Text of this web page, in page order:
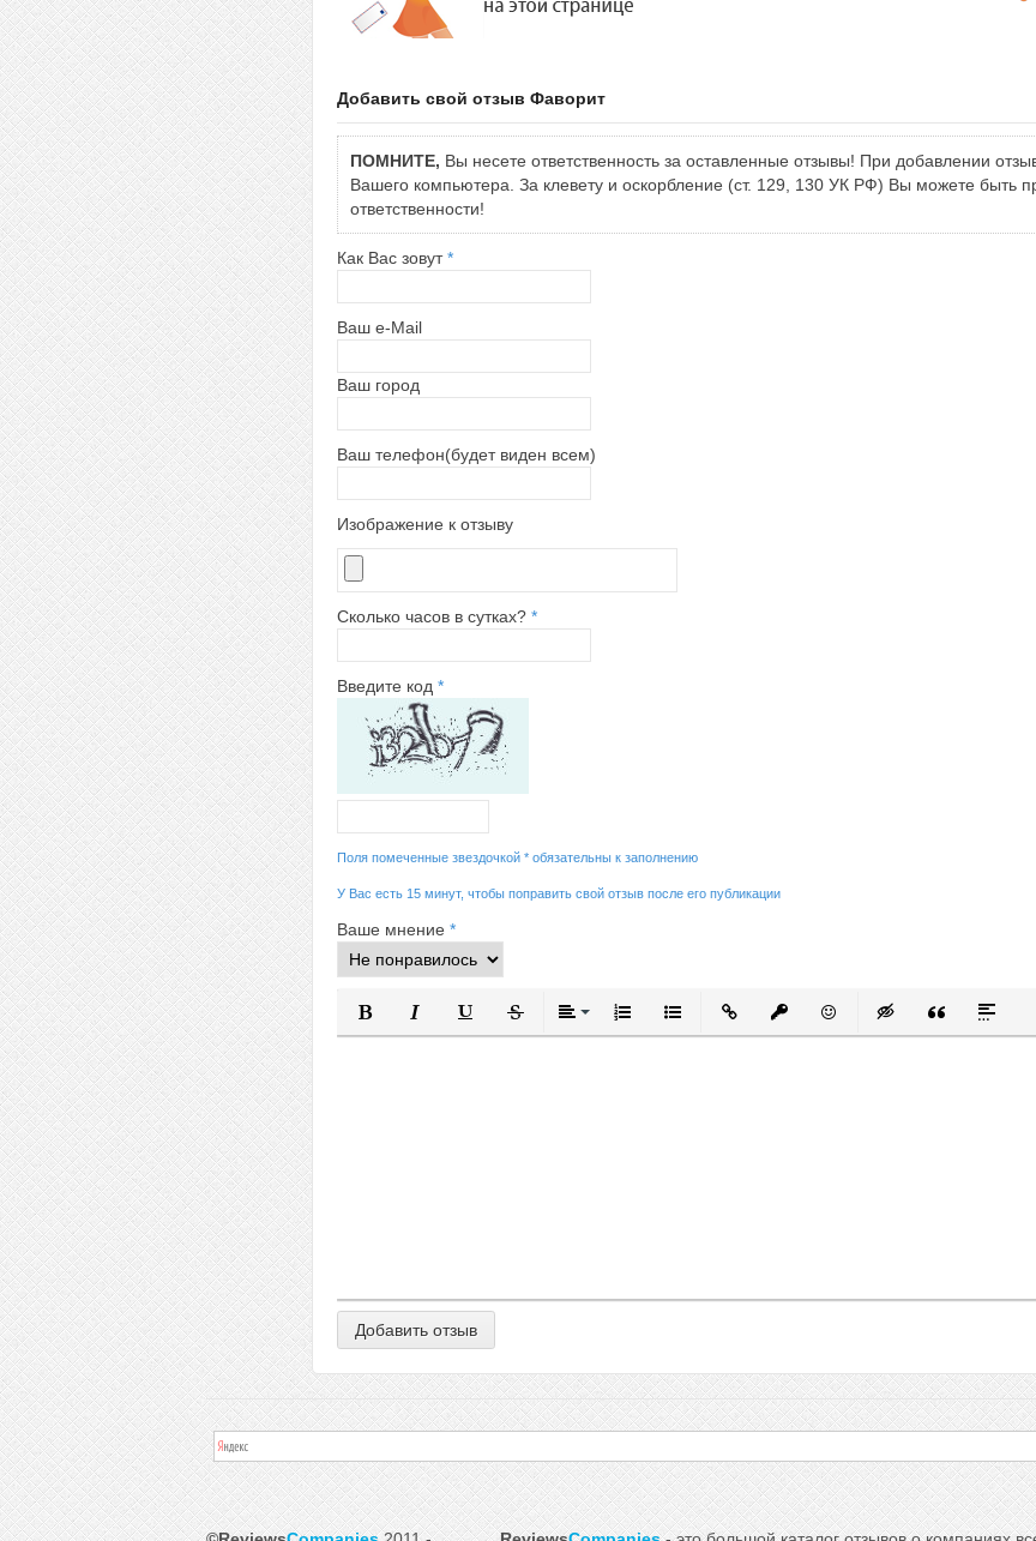
Добавить свой отзыв Фаворит
ПОМНИТЕ, Вы несете ответственность за оставленные отзывы! При добавлении
Вашего компьютера. За клевету и оскорбление (ст. 129, 130 УК РФ) Вы можете быть
ответственности!
Как Вас зовут*
Ваш e-Mail
Ваш город
Ваш телефон(будет виден всем)
Изображение к отзыву
Сколько часов в сутках? *
Введите код *
Поля помеченные звездочкой * обязательны к заполнению
У Вас есть 15 минут, чтобы поправить свой отзыв после его публикации
Ваше мнение *
Полужирный
КурсивПодчеркнутый
ЗачеркнутыйВыравнивание
Нумерованный список
Маркированный список
Вставить ссылку
Вставить защищенную ссылку
Вставить смайлик
Вставка скрытого
Вставка